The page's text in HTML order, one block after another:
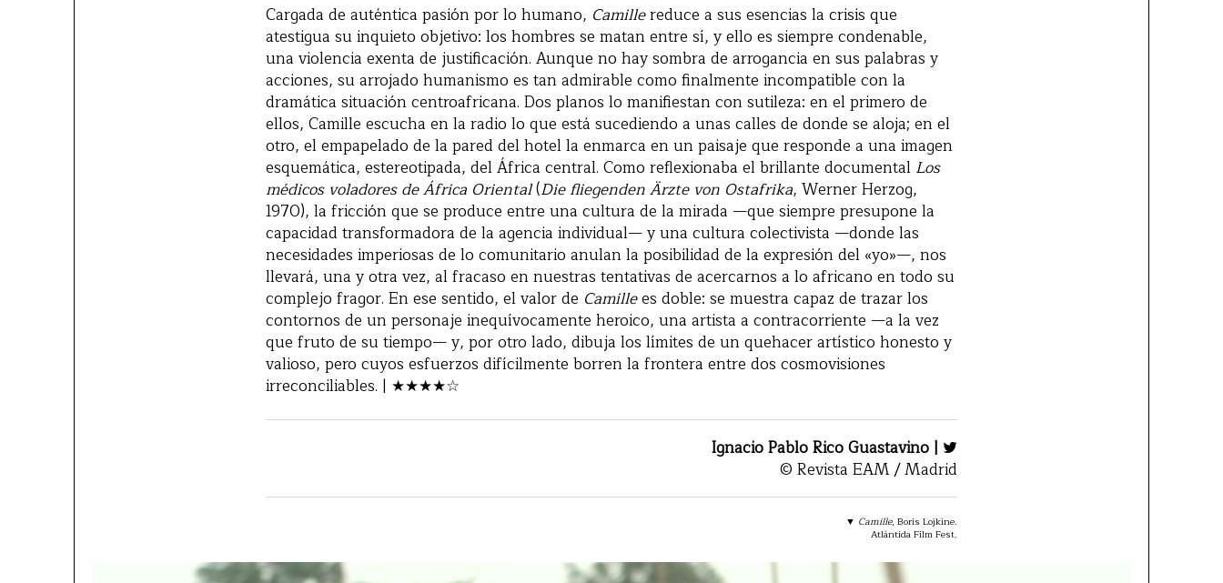
Cargada de auténtica pasión por lo humano, Camillereduce a sus esencias la crisis que
atestigua su inquieto objetivo: los hombres se matan entre sí, y ello es siempre condenable,
una violencia exenta de justificación. Aunque no hay sombra de arrogancia en sus palabras y
acciones, su arrojado humanismo es tan admirable como finalmente incompatible con la
dramática situación centroafricana. Dos planos lo manifiestan con sutileza: en el primero de
ellos, Camille escucha en la radio lo que está sucediendo a unas calles de donde se aloja; en el
otro, el empapelado de la pared del hotel la enmarca en un paisaje que responde a una imagen
esquemática, estereotipada, del África central. Como reflexionaba el brillante documental Los
médicos voladores de África Oriental(Die fliegenden Ärzte von Ostafrika, Werner Herzog,
1970), la fricción que se produce entre una cultura de la mirada —que siempre presupone la
capacidad transformadora de la agencia individual— y una cultura colectivista —donde las
necesidades imperiosas de lo comunitario anulan la posibilidad de la expresión del «yo»—, nos
llevará, una y otra vez, al fracaso en nuestras tentativas de acercarnos a lo africano en todo su
complejo fragor. En ese sentido, el valor de Camillees doble: se muestra capaz de trazar los
contornos de un personaje inequívocamente heroico, una artista a contracorriente —a la vez
que fruto de su tiempo— y, por otro lado, dibuja los límites de un quehacer artístico honesto y
valioso, pero cuyos esfuerzos difícilmente borren la frontera entre dos cosmovisiones
irreconciliables. | ★★★★☆
Ignacio Pablo Rico Guastavino |
© Revista EAM / Madrid
▼ Camille, Boris Lojkine.
Atlántida Film Fest.